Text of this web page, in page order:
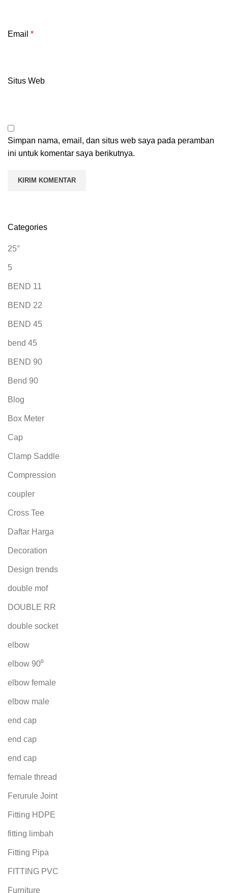
Email *
Situs Web
Simpan nama, email, dan situs web saya pada peramban
ini untuk komentar saya berikutnya.
Categories
25°
5
BEND 11
BEND 22
BEND 45
bend 45
BEND 90
Bend 90
Blog
Box Meter
Cap
Clamp Saddle
Compression
coupler
Cross Tee
Daftar Harga
Decoration
Design trends
double mof
DOUBLE RR
double socket
elbow
elbow 90⁰
elbow female
elbow male
end cap
end cap
end cap
female thread
Ferurule Joint
Fitting HDPE
fitting limbah
Fitting Pipa
FITTING PVC
Furniture